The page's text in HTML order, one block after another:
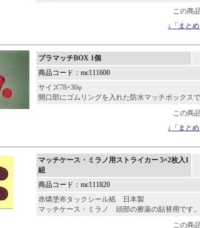
この商
↓「まと
プラマッチBOX 1個
商品コード：mc111600
サイズ78×30φ
開口部にゴムリングを入れた防水マッチボックスで
この商
↓「まと
マッチケース・ミラノ用ストライカー 5×2枚入1
組
商品コード：mc111820
赤燐塗布タックシール紙 日本製
マッチケース・ミラノ 頭部の擦薬の貼替用です。
この商